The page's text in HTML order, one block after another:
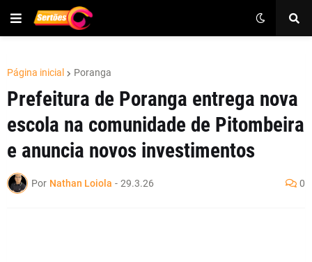
Página inicial Poranga
Prefeitura de Poranga entrega nova
escola na comunidade de Pitombeira
e anuncia novos investimentos
Por Nathan Loiola - 29.3.26 0